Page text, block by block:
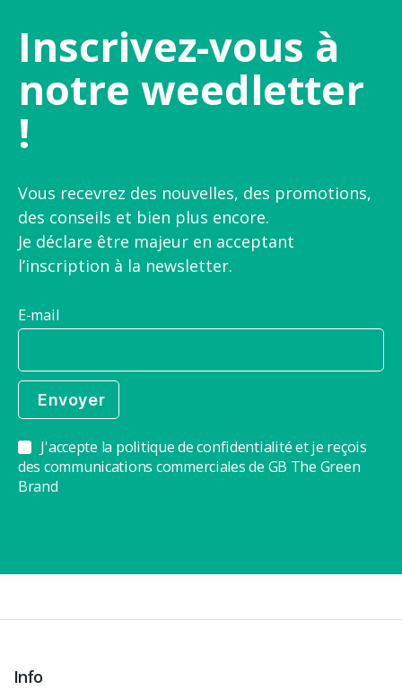
Inscrivez-vous à
notre weedletter
!
Vous recevrez des nouvelles, des promotions,
des conseils et bien plus encore.
Je déclare être majeur en acceptant
l’inscription à la newsletter.
E-mail
J'accepte la politique de confidentialité et je reçois
des communications commerciales de GB The Green
Brand
Info